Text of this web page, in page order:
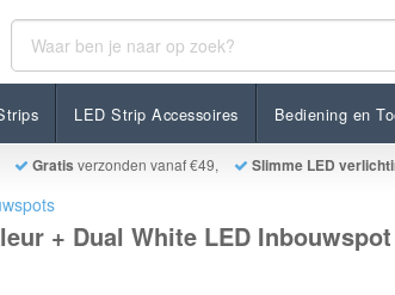
LED Strip Accessoires Bediening en
Gratis verzonden vanaf €49, Slimme LED
Dual White LED Inbouwspot 220V. Mat Wit
+ Dual White LED